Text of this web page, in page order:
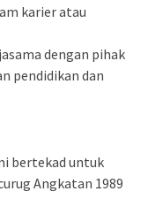
karier atau
dengan pihak
pendidikan dan
bertekad untuk
Angkatan 1989